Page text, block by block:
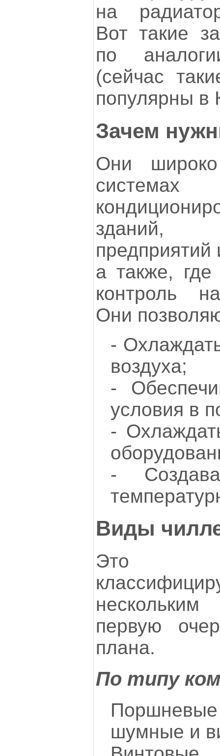
на
Вот такие
по
(сейчас
популярны в
Зачем
Они
системах
зданий,
предприятий
а также, где
контроль
Они
-
воздуха;
-
условия в
-
-
Виды
Это
первую
плана.
По типу
шумные и